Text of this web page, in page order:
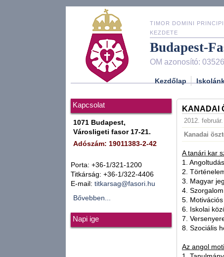
TIMOR DOMINI
KEZDETE
Budapest-
OM azonosító:
Kezdőlap
Kapcsolat
1071 Budapest,
Városligeti fasor 17-21.
Adószám: 19011383-2-42
Porta: +36-1/321-1200
Titkárság: +36-1/322-4406
E-mail: titkarsag@fasori.hu
Bővebben...
Napi ige
KANADAI
2012.
Kanadai
A tanári kar
1.
2.
3. Magyar
4.
5.
6. Iskolai
7.
8. Szociális
Az angol